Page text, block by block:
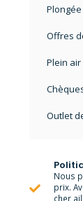
Offres
Plein air
Outlet
Nous
prix.
cher